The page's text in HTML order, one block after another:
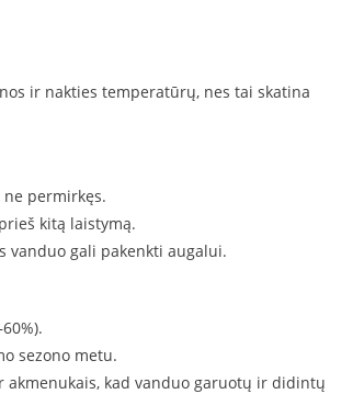
ir nakties temperatūrų, nes tai skatina
permirkęs.
kitą laistymą.
vanduo gali pakenkti augalui.
sezono metu.
kad vanduo garuotų ir didintų